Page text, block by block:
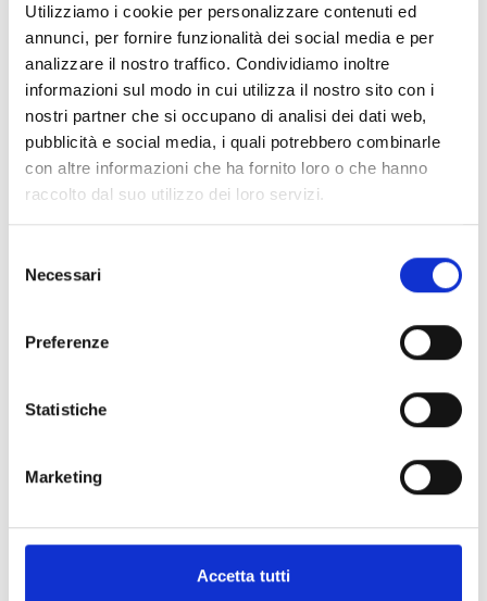
Utilizziamo i cookie per personalizzare contenuti ed
annunci, per fornire funzionalità dei social media e per
analizzare il nostro traffico. Condividiamo inoltre
informazioni sul modo in cui utilizza il nostro sito con i
nostri partner che si occupano di analisi dei dati web,
pubblicità e social media, i quali potrebbero combinarle
con altre informazioni che ha fornito loro o che hanno
raccolto dal suo utilizzo dei loro servizi.
delNecessari
Preferenze
Statistiche
Marketing
Accetta tutti
accordo di libero scambio, in particolare India e Paesi
del Mercosur;
all’interno dell’Unione Europea, le aree in cui risultano
attivati accordi di partenariato con la Regione Emilia-
Romagna.
Prova gratis